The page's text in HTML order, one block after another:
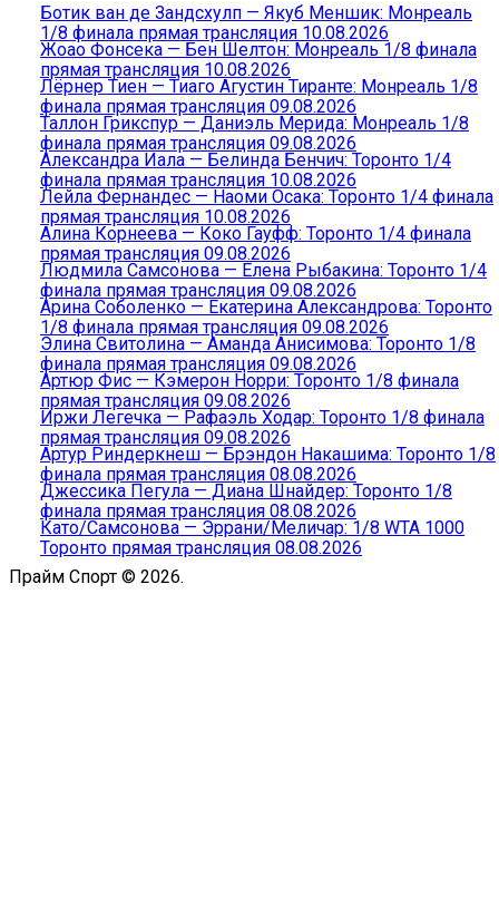
Ботик ван де Зандсхулп — Якуб Меншик: Монреаль
1/8 финала прямая трансляция 10.08.2026
Жоао Фонсека — Бен Шелтон: Монреаль 1/8 финала
прямая трансляция 10.08.2026
Лёрнер Тиен — Тиаго Агустин Тиранте: Монреаль 1/8
финала прямая трансляция 09.08.2026
Таллон Грикспур — Даниэль Мерида: Монреаль 1/8
финала прямая трансляция 09.08.2026
Александра Иала — Белинда Бенчич: Торонто 1/4
финала прямая трансляция 10.08.2026
Лейла Фернандес — Наоми Осака: Торонто 1/4 финала
прямая трансляция 10.08.2026
Алина Корнеева — Коко Гауфф: Торонто 1/4 финала
прямая трансляция 09.08.2026
Людмила Самсонова — Елена Рыбакина: Торонто 1/4
финала прямая трансляция 09.08.2026
Арина Соболенко — Екатерина Александрова: Торонто
1/8 финала прямая трансляция 09.08.2026
Элина Свитолина — Аманда Анисимова: Торонто 1/8
финала прямая трансляция 09.08.2026
Артюр Фис — Кэмерон Норри: Торонто 1/8 финала
прямая трансляция 09.08.2026
Иржи Легечка — Рафаэль Ходар: Торонто 1/8 финала
прямая трансляция 09.08.2026
Артур Риндеркнеш — Брэндон Накашима: Торонто 1/8
финала прямая трансляция 08.08.2026
Джессика Пегула — Диана Шнайдер: Торонто 1/8
финала прямая трансляция 08.08.2026
Като/Самсонова — Эррани/Меличар: 1/8 WTA 1000
Торонто прямая трансляция 08.08.2026
Прайм Спорт © 2026.